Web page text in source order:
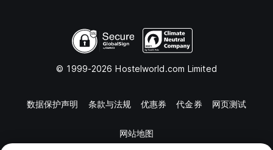
© 1999-2026 Hostelworld.com Limited
数据保护声明 条款与法规 优惠券 代金券 网页测试
网站地图